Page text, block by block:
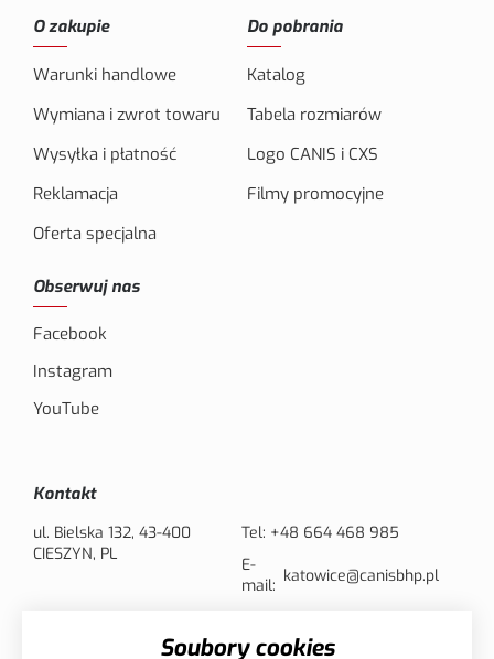
O zakupie
Warunki handlowe
Wymiana i zwrot towaru
Wysyłka i płatność
Reklamacja
Oferta specjalna
Do pobrania
Katalog
Tabela rozmiarów
Logo CANIS i CXS
Filmy promocyjne
Obserwuj nas
Facebook
Instagram
YouTube
Kontakt
ul. Bielska 132, 43-400
CIESZYN, PL
Tel: +48 664 468 985
E-
mail: katowice@canisbhp.pl
Soubory cookies